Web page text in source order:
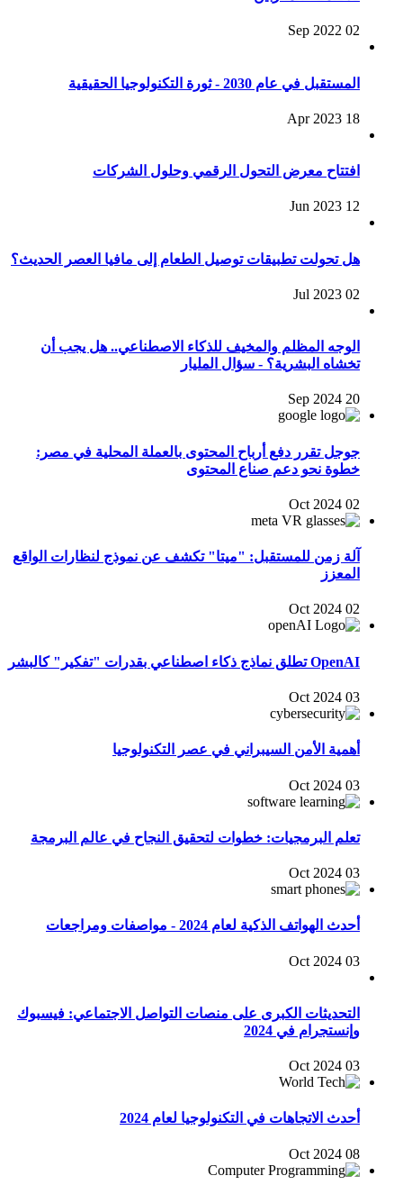
02 Sep 2022
المستقبل في عام 2030 - ثورة التكنولوجيا الحقيقية
18 Apr 2023
افتتاح معرض التحول الرقمي وحلول الشركات
12 Jun 2023
هل تحولت تطبيقات توصيل الطعام إلى مافيا العصر الحديث؟
02 Jul 2023
الوجه المظلم والمخيف للذكاء الاصطناعي.. هل يجب أن
تخشاه البشرية؟ - سؤال المليار
20 Sep 2024
جوجل تقرر دفع أرباح المحتوى بالعملة المحلية في مصر:
خطوة نحو دعم صناع المحتوى
02 Oct 2024
آلة زمن للمستقبل: "ميتا" تكشف عن نموذج لنظارات الواقع
المعزز
02 Oct 2024
OpenAI تطلق نماذج ذكاء اصطناعي بقدرات "تفكير" كالبشر
03 Oct 2024
أهمية الأمن السيبراني في عصر التكنولوجيا
03 Oct 2024
تعلم البرمجيات: خطوات لتحقيق النجاح في عالم البرمجة
03 Oct 2024
أحدث الهواتف الذكية لعام 2024 - مواصفات ومراجعات
03 Oct 2024
التحديثات الكبرى على منصات التواصل الاجتماعي: فيسبوك
وإنستجرام في 2024
03 Oct 2024
أحدث الاتجاهات في التكنولوجيا لعام 2024
08 Oct 2024